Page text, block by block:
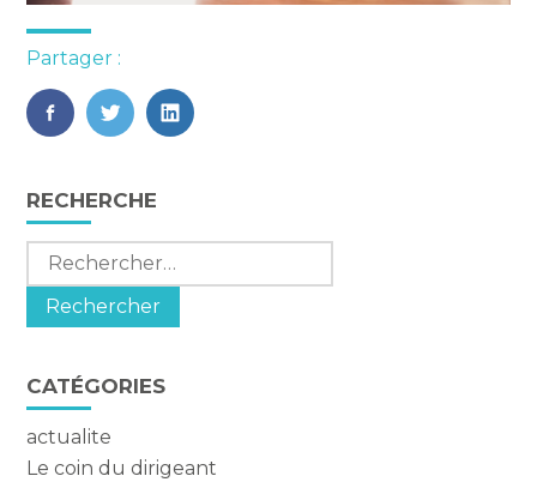
Partager :
FaceBook
TwitterLinkedIn
Blog
sidebar
RECHERCHE
Rechercher :
CATÉGORIES
actualite
Le coin du dirigeant